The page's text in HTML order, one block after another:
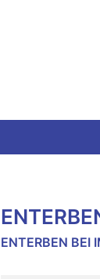
ENTERBEN BEI